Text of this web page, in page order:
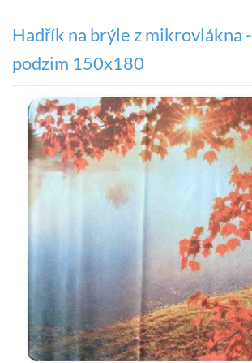
Hadřík na brýle z mikrovlákna -
podzim 150x180